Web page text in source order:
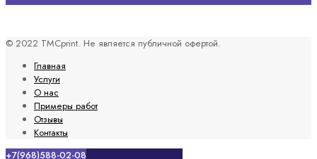
© 2022 TMCprint. Не является публичной офертой.
Главная
Услуги
О нас
Примеры работ
Отзывы
Контакты
+7(968)588-02-08